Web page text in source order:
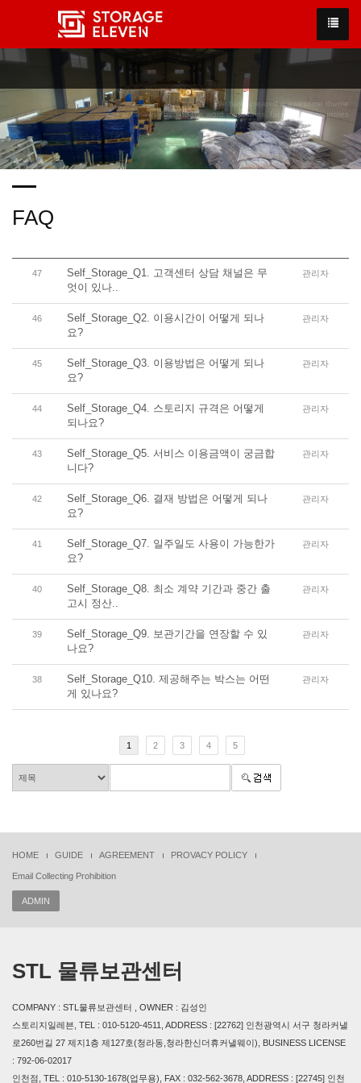
We have created a awesome theme
Far far away,behind the word mountains, far from the countries
FAQ
47
Self_Storage_Q1. 고객센터 상담 채널은 무
엇이 있나..
관리자
46
Self_Storage_Q2. 이용시간이 어떻게 되나
요?
관리자
45
Self_Storage_Q3. 이용방법은 어떻게 되나
요?
관리자
44
Self_Storage_Q4. 스토리지 규격은 어떻게
되나요?
관리자
43
Self_Storage_Q5. 서비스 이용금액이 궁금합
니다?
관리자
42
Self_Storage_Q6. 결재 방법은 어떻게 되나
요?
관리자
41
Self_Storage_Q7. 일주일도 사용이 가능한가
요?
관리자
40
Self_Storage_Q8. 최소 계약 기간과 중간 출
고시 정산..
관리자
39
Self_Storage_Q9. 보관기간을 연장할 수 있
나요?
관리자
38
Self_Storage_Q10. 제공해주는 박스는 어떤
게 있나요?
관리자
1 2 3 4 5
HOME GUIDE AGREEMENT PROVACY POLICY
Email Collecting Prohibition
ADMIN
STL 물류보관센터
COMPANY : STL물류보관센터 , OWNER : 김성인
스토리지일레븐, TEL : 010-5120-4511, ADDRESS : [22762] 인천광역시 서구 청라커낼
로260번길 27 제지1층 제127호(청라동,청라한신더휴커낼웨이), BUSINESS LICENSE
: 792-06-02017
인천점, TEL : 010-5130-1678(업무용), FAX : 032-562-3678, ADDRESS : [22745] 인천